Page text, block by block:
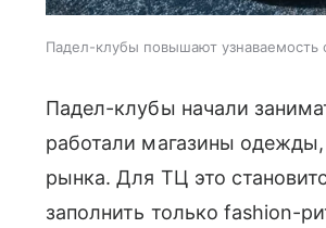
Падел-клубы повышают
Падел-клубы начали
работали магазины
рынка. Для ТЦ это
заполнить только fashion-